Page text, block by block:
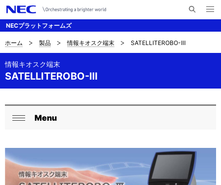
NECプラットフォームズ
メ
ニ
ナ
ビ
ゲ
シ
サ
イ
ト
の
在
ホーム 製品 情報キオスク端末 SATELLITEROBO-Ⅲ
SATELLITEROBO-Ⅲ
情報キオスク端末
ロ
カ
Menu